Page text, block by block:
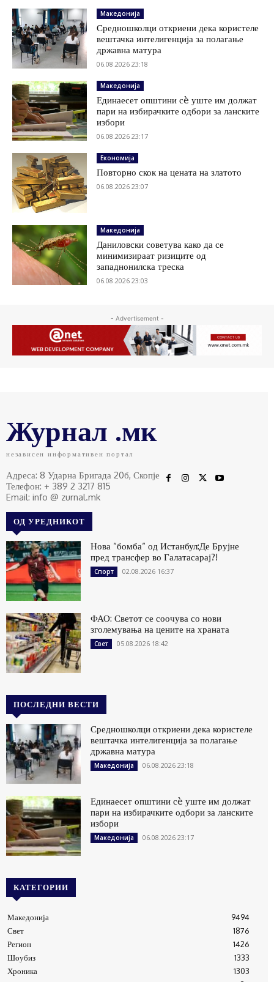
Македонија
Средношколци откриени дека користеле
вештачка интелигенција за полагање
државна матура
06.08.2026 23:18
Македонија
Единаесет општини сè уште им должат
пари на избирачките одбори за ланските
избори
06.08.2026 23:17
Економија
Повторно скок на цената на златото
06.08.2026 23:07
Македонија
Даниловски советува како да се
минимизираат ризиците од
западнонилска треска
06.08.2026 23:03
- Advertisement -
Журнал .мк
независен информативен портал
Адреса: 8 Ударна Бригада 20б, Скопје
Телефон: + 389 2 3217 815
Email: info @ zurnal.mk
ОД УРЕДНИКОТ
Нова “бомба“ од Истанбул:Де Брујне
пред трансфер во Галатасарај?!
Спорт 02.08.2026 16:37
ФАО: Светот се соочува со нови
зголемувања на цените на храната
Свет 05.08.2026 18:42
ПОСЛЕДНИ ВЕСТИ
Средношколци откриени дека користеле
вештачка интелигенција за полагање
државна матура
Македонија 06.08.2026 23:18
Единаесет општини сè уште им должат
пари на избирачките одбори за ланските
избори
Македонија 06.08.2026 23:17
КАТЕГОРИИ
Македонија
9494
Свет
1876
Регион
1426
Шоубиз
1333
Хроника
1303